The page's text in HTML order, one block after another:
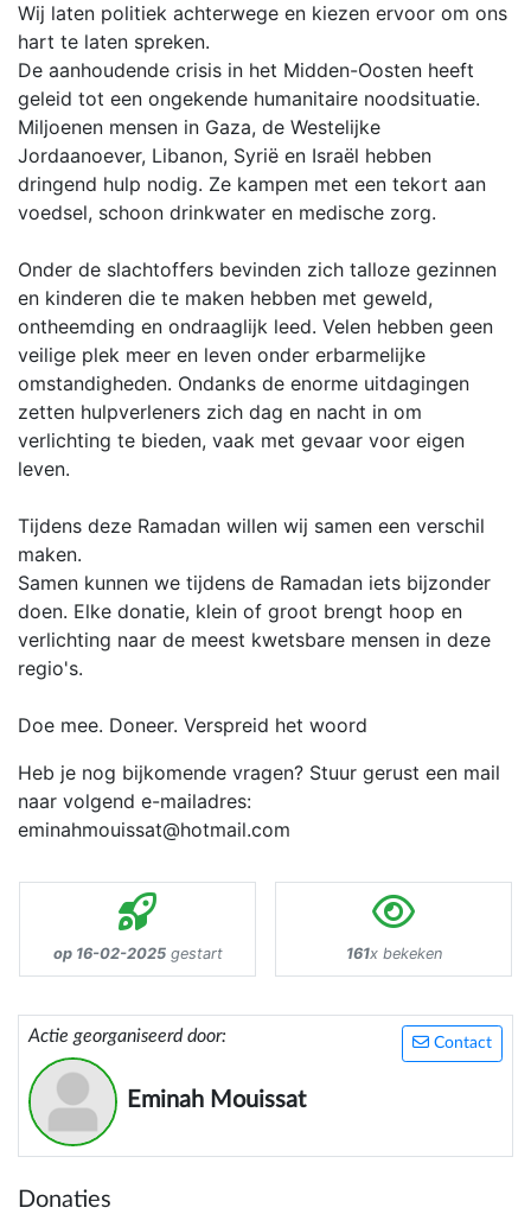
Wij laten politiek achterwege en kiezen ervoor om ons
hart te laten spreken.
De aanhoudende crisis in het Midden-Oosten heeft
geleid tot een ongekende humanitaire noodsituatie.
Miljoenen mensen in Gaza, de Westelijke
Jordaanoever, Libanon, Syrië en Israël hebben
dringend hulp nodig. Ze kampen met een tekort aan
voedsel, schoon drinkwater en medische zorg.
Onder de slachtoffers bevinden zich talloze gezinnen
en kinderen die te maken hebben met geweld,
ontheemding en ondraaglijk leed. Velen hebben geen
veilige plek meer en leven onder erbarmelijke
omstandigheden. Ondanks de enorme uitdagingen
zetten hulpverleners zich dag en nacht in om
verlichting te bieden, vaak met gevaar voor eigen
leven.
Tijdens deze Ramadan willen wij samen een verschil
maken.
Samen kunnen we tijdens de Ramadan iets bijzonder
doen. Elke donatie, klein of groot brengt hoop en
verlichting naar de meest kwetsbare mensen in deze
regio's.
Doe mee. Doneer. Verspreid het woord
Heb je nog bijkomende vragen? Stuur gerust een mail
naar volgend e-mailadres:
eminahmouissat@hotmail.com
op 16-02-2025gestart 161x bekeken
Contact
Actie georganiseerd door:
Eminah Mouissat
Donaties